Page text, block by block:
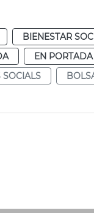
BIENESTAR
EN
SOCIALS